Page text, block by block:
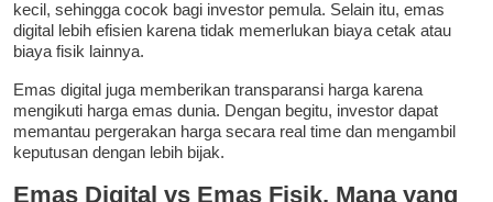
kecil, sehingga cocok bagi investor pemula. Selain itu, emas
digital lebih efisien karena tidak memerlukan biaya cetak atau
biaya fisik lainnya.
Emas digital juga memberikan transparansi harga karena
mengikuti harga emas dunia. Dengan begitu, investor dapat
memantau pergerakan harga secara real time dan mengambil
keputusan dengan lebih bijak.
Emas Digital vs Emas Fisik, Mana yang